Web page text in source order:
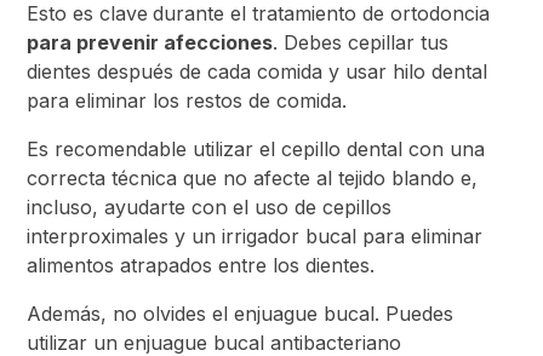
Esto es clave durante el tratamiento de ortodoncia
para prevenir afecciones. Debes cepillar tus
dientes después de cada comida y usar hilo dental
para eliminar los restos de comida.
Es recomendable utilizar el cepillo dental con una
correcta técnica que no afecte al tejido blando e,
incluso, ayudarte con el uso de cepillos
interproximales y un irrigador bucal para eliminar
alimentos atrapados entre los dientes.
Además, no olvides el enjuague bucal. Puedes
utilizar un enjuague bucal antibacteriano